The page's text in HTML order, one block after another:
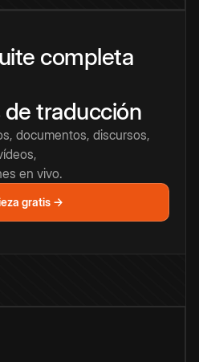
completa
traducción
documentos, discursos,
en vivo.
gratis →